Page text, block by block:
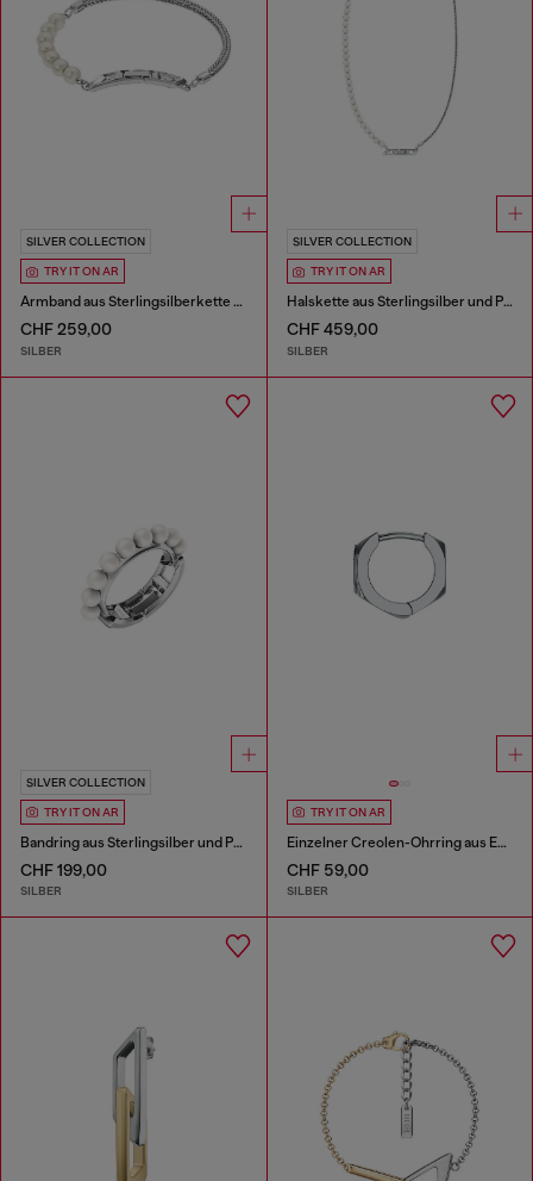
SILVER COLLECTION
TRY IT ON AR
Armband aus Sterlingsilberkette und Perle
CHF 259,00
SILBER
SILVER COLLECTION
TRY IT ON AR
Halskette aus Sterlingsilber und Perlen
CHF 459,00
SILBER
SILVER COLLECTION
TRY IT ON AR
Bandring aus Sterlingsilber und Perle
CHF 199,00
SILBER
TRY IT ON AR
Einzelner Creolen-Ohrring aus Edelstahl
CHF 59,00
SILBER